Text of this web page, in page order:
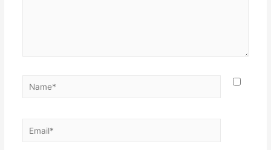
Name*
Email*